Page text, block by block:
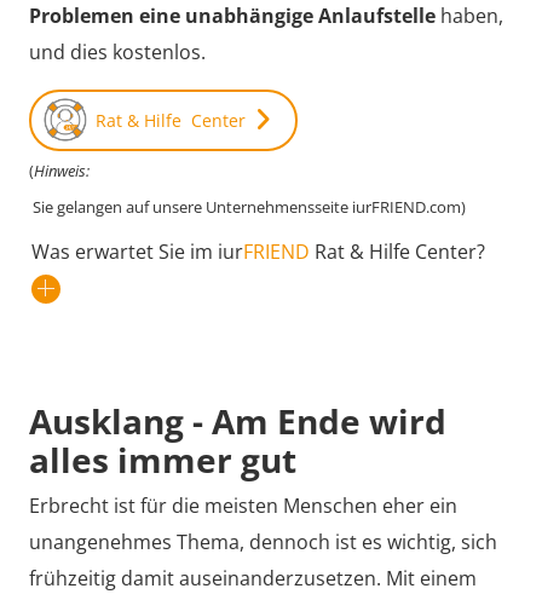
Problemen eine unabhängige Anlaufstelle haben,
und dies kostenlos.
Rat & Hilfe Center
(Hinweis:
Sie gelangen auf unsere Unternehmensseite iurFRIEND.com)
Was erwartet Sie im iurFRIEND Rat & Hilfe Center?
Ausklang - Am Ende wird
alles immer gut
Erbrecht ist für die meisten Menschen eher ein
unangenehmes Thema, dennoch ist es wichtig, sich
frühzeitig damit auseinanderzusetzen. Mit einem